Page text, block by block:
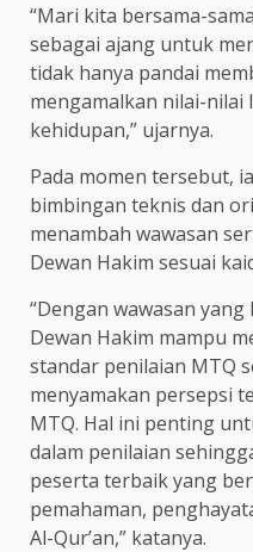
“Mari kita bersama-
sebagai ajang untuk
tidak hanya pandai
mengamalkan nilai-nilai
kehidupan,” ujarnya.
Pada momen tersebut,
bimbingan teknis dan
menambah wawasan
Dewan Hakim sesuai
“Dengan wawasan
Dewan Hakim mampu
standar penilaian MTQ
menyamakan persepsi
MTQ. Hal ini penting
dalam penilaian
peserta terbaik yang
pemahaman,
Al-Qur’an,” katanya.